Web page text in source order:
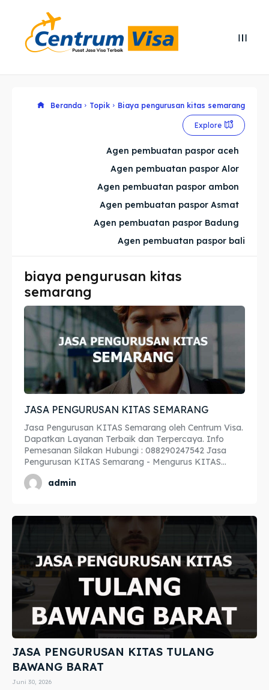
Explore our destinations
Imta
Legalisir
Apostille
Penerjemah
Asuransi
Blog
Explore our destinations
Imta
Legalisir
Apostille
Penerjemah
Asuransi
Blog
Beranda Topik Biaya pengurusan kitas semarang
Explore
Agen pembuatan paspor aceh
Agen pembuatan paspor Alor
Agen pembuatan paspor ambon
Agen pembuatan paspor Asmat
Agen pembuatan paspor Badung
Agen pembuatan paspor bali
biaya pengurusan kitas
semarang
JASA PENGURUSAN KITAS SEMARANG
Jasa Pengurusan KITAS Semarang oleh Centrum Visa.
Dapatkan Layanan Terbaik dan Terpercaya. Info
Pemesanan Silakan Hubungi : 088290247542 Jasa
Pengurusan KITAS Semarang - Mengurus KITAS...
admin
JASA PENGURUSAN KITAS TULANG
BAWANG BARAT
Juni 30, 2026